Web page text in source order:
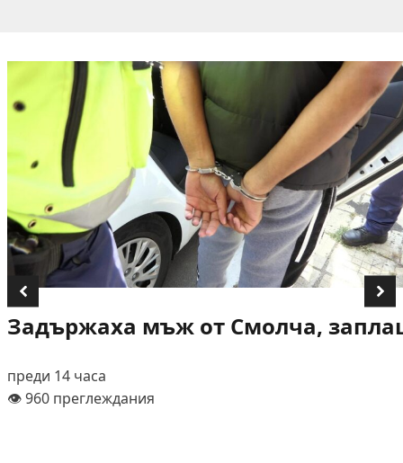
Задържаха мъж от Смолча,
преди 14 часа
👁️ 960 преглеждания